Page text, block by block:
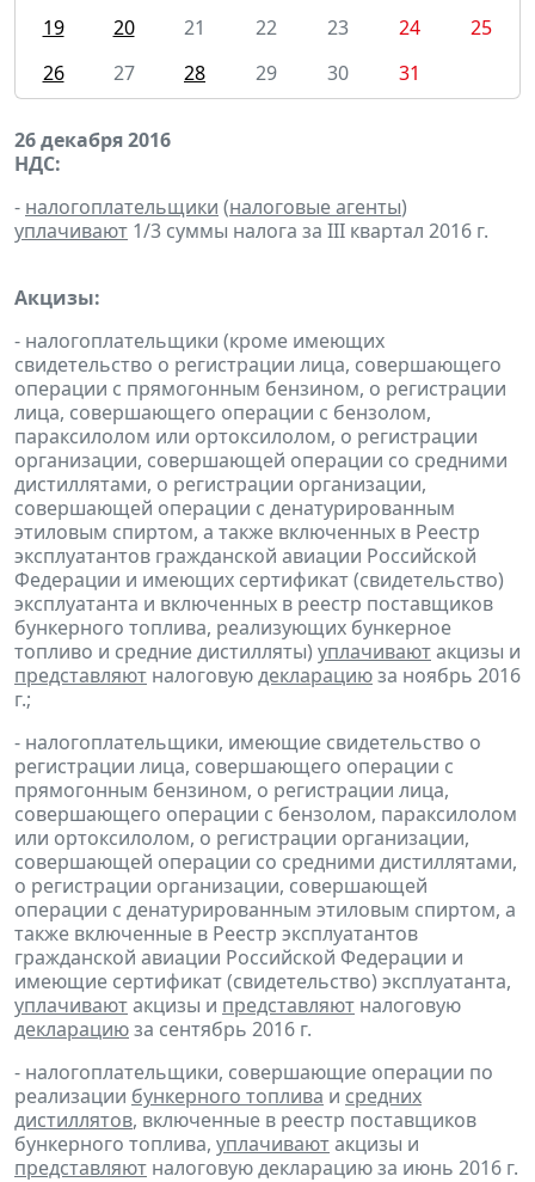
19
20 21 22 23 24
25
26
27 28 29 30 31
26 декабря 2016
НДС:
- налогоплательщики (налоговые агенты)
уплачивают 1/3 суммы налога за III квартал 2016 г.
Акцизы:
- налогоплательщики (кроме имеющих
свидетельство о регистрации лица, совершающего
операции с прямогонным бензином, о регистрации
лица, совершающего операции с бензолом,
параксилолом или ортоксилолом, о регистрации
организации, совершающей операции со средними
дистиллятами, о регистрации организации,
совершающей операции с денатурированным
этиловым спиртом, а также включенных в Реестр
эксплуатантов гражданской авиации Российской
Федерации и имеющих сертификат (свидетельство)
эксплуатанта и включенных в реестр поставщиков
бункерного топлива, реализующих бункерное
топливо и средние дистилляты) уплачиваютакцизы и
представляют налоговуюдекларациюза ноябрь 2016
г.;
- налогоплательщики, имеющие свидетельство о
регистрации лица, совершающего операции с
прямогонным бензином, о регистрации лица,
совершающего операции с бензолом, параксилолом
или ортоксилолом, о регистрации организации,
совершающей операции со средними дистиллятами,
о регистрации организации, совершающей
операции с денатурированным этиловым спиртом, а
также включенные в Реестр эксплуатантов
гражданской авиации Российской Федерации и
имеющие сертификат (свидетельство) эксплуатанта,
уплачиваютакцизы и представляют налоговую
декларациюза сентябрь 2016 г.
- налогоплательщики, совершающие операции по
реализации бункерного топлива и средних
дистиллятов, включенные в реестр поставщиков
бункерного топлива, уплачиваютакцизы и
представляют налоговую декларацию за июнь 2016 г.